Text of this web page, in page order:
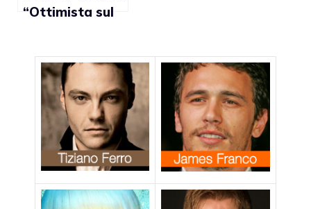
“Ottimista sul
gay”